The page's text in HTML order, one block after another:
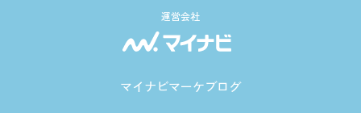
運営会社
マイナビマーケブログ